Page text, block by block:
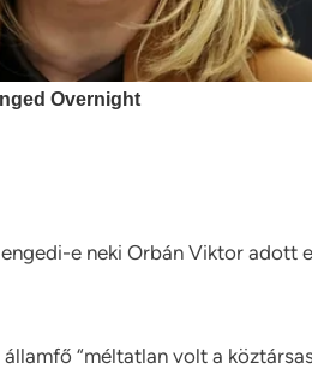
e neki Orbán Viktor adott
államfő “méltatlan volt a